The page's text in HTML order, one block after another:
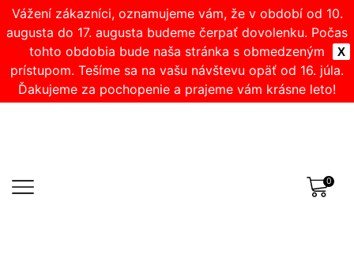
X
Vážení zákazníci, oznamujeme vám, že v období od 10.
augusta do 17. augusta budeme čerpať dovolenku. Počas
tohto obdobia bude naša stránka s obmedzeným
prístupom. Tešíme sa na vašu návštevu opäť od 16. júla.
Ďakujeme za pochopenie a prajeme vám krásne leto!
0